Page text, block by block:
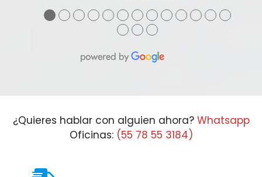
●●●●●●●●●●●●●
●●●
¿Quieres hablar con alguien ahora? Whatsapp
Oficinas: (55 78 55 3184)